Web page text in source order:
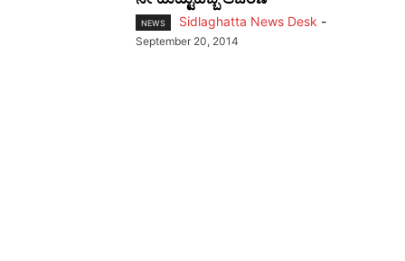
NEWS Sidlaghatta News Desk -
September 20, 2014